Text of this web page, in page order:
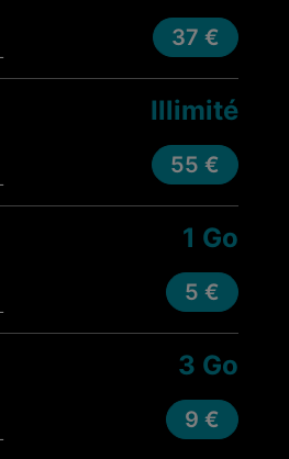
37 €
Illimité
55 €
1 Go
5 €
3 Go
9 €